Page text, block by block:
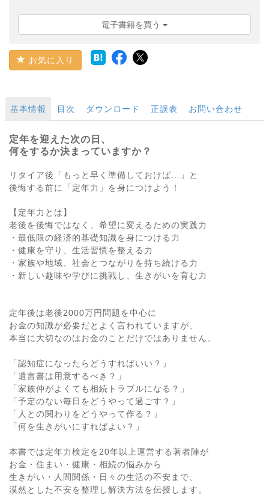
電子書籍を買う
お気に入り
基本情報 目次 ダウンロード 正誤表 お問い合わせ
定年を迎えた次の日、
何をするか決まっていますか？
リタイア後「もっと早く準備しておけば…」と
後悔する前に「定年力」を身につけよう！
【定年力とは】
老後を後悔ではなく、希望に変えるための実践力
・最低限の経済的基礎知識を身につける力
・健康を守り、生活習慣を整える力
・家族や地域、社会とつながりを持ち続ける力
・新しい趣味や学びに挑戦し、生きがいを育む力
定年後は老後2000万円問題を中心に
お金の知識が必要だとよく言われていますが、
本当に大切なのはお金のことだけではありません。
「認知症になったらどうすればいい？」
「遺言書は用意するべき？」
「家族仲がよくても相続トラブルになる？」
「予定のない毎日をどうやって過ごす？」
「人との関わりをどうやって作る？」
「何を生きがいにすればよい？」
本書では定年力検定を20年以上運営する著者陣が
お金・住まい・健康・相続の悩みから
生きがい・人間関係・日々の生活の不安まで、
漠然とした不安を整理し解決方法を伝授します。